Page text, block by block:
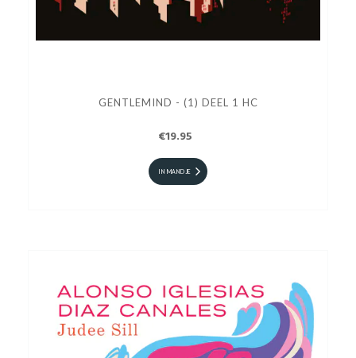
GENTLEMIND - (1) DEEL 1 HC
€19.95
IN MANDJE